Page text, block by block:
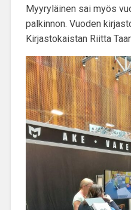
Myyryläinen sai myös
palkinnon. Vuoden
Kirjastokaistan Riitta